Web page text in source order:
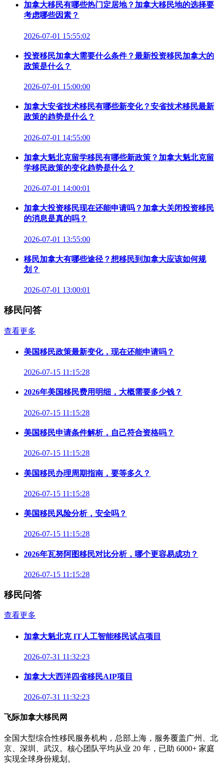
加拿大移民有哪些热门定居地？加拿大移民地的选择要
考虑哪些因素？
2026-07-01 15:55:02
投资移民加拿大需要什么条件？最新投资移民加拿大的
政策是什么？
2026-07-01 15:00:00
加拿大安省技术移民有哪些新变化？安省技术移民最新
政策的趋势是什么？
2026-07-01 14:55:00
加拿大魁北克留学移民有哪些新政策？加拿大魁北克留
学移民政策的变化趋势是什么？
2026-07-01 14:00:01
加拿大投资移民现在还能申请吗？加拿大关闭投资移民
的消息是真的吗？
2026-07-01 13:55:00
移民加拿大有哪些途径？想移民到加拿大应该如何规
划？
2026-07-01 13:00:01
移民问答
查看更多
美国移民政策最新变化，现在还能申请吗？
2026-07-15 11:15:28
2026年美国移民费用明细，大概需要多少钱？
2026-07-15 11:15:28
美国移民申请条件解析，自己符合资格吗？
2026-07-15 11:15:28
美国移民办理周期指南，要等多久？
2026-07-15 11:15:28
美国移民风险分析，安全吗？
2026-07-15 11:15:28
2026年瓦努阿图移民对比分析，哪个更容易成功？
2026-07-15 11:15:28
移民问答
查看更多
加拿大魁北克 IT人工智能移民试点项目
2026-07-31 11:32:23
加拿大大西洋四省移民AIP项目
2026-07-31 11:32:23
飞际加拿大移民网
全国大型综合性移民服务机构，总部上海，服务覆盖广州、北
京、深圳、武汉。核心团队平均从业 20 年，已助 6000+ 家庭
实现全球身份规划。